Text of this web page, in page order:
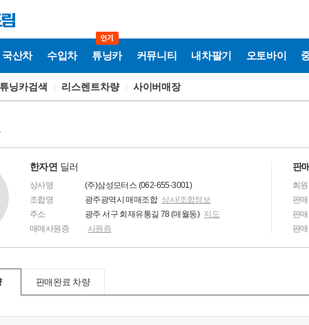
국산차 수입차 튜닝카 커뮤니티 내차팔기 오토바이
닝카검색 리스렌트차량 사이버매장
한자연 딜러
상사명
(주)삼성모터스 (062-655-3001)
조합명
광주광역시 매매조합 상사/조합정보
주소
광주 서구 회재유통길 78 (매월동) 지도
매매사원증
사원증
판
회
판
판
판
판매완료 차량